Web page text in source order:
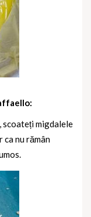
scoateți migdalele
nu rămân